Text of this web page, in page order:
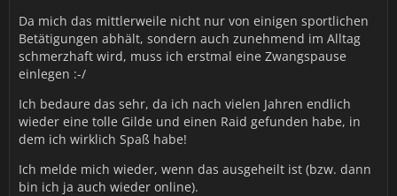
Da mich das mittlerweile nicht nur von einigen sportlichen
Betätigungen abhält, sondern auch zunehmend im Alltag
schmerzhaft wird, muss ich erstmal eine Zwangspause
einlegen :-/
Ich bedaure das sehr, da ich nach vielen Jahren endlich
wieder eine tolle Gilde und einen Raid gefunden habe, in
dem ich wirklich Spaß habe!
Ich melde mich wieder, wenn das ausgeheilt ist (bzw. dann
bin ich ja auch wieder online).